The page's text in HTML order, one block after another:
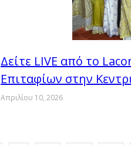
Δείτε LIVE από το
Επιταφίων στην
Απριλίου 10, 2026